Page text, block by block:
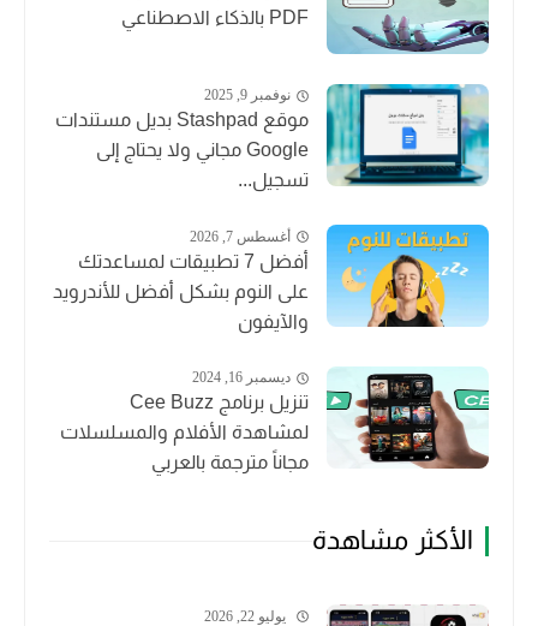
PDF بالذكاء الاصطناعي
نوفمبر 9, 2025
موقع Stashpad بديل مستندات
Google مجاني ولا يحتاج إلى
تسجيل...
أغسطس 7, 2026
أفضل 7 تطبيقات لمساعدتك
على النوم بشكل أفضل للأندرويد
والآيفون
ديسمبر 16, 2024
تنزيل برنامج Cee Buzz
لمشاهدة الأفلام والمسلسلات
مجاناً مترجمة بالعربي
الأكثر مشاهدة
يوليو 22, 2026